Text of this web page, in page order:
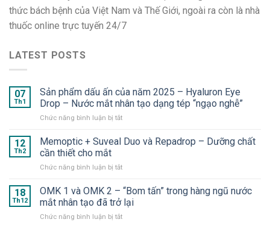
thức bách bệnh của Việt Nam và Thế Giới, ngoài ra còn là nhà
thuốc online trực tuyến 24/7
LATEST POSTS
07
Th1
Sản phẩm dấu ấn của năm 2025 – Hyaluron Eye
Drop – Nước mắt nhân tạo dạng tép “ngạo nghễ”
Chức năng bình luận bị tắtở
phẩm
của
2025
–
Hyaluron
Eye
12
Th2
Memoptic + Suveal Duo và Repadrop – Dưỡng chất
cần thiết cho mắt
Chức năng bình luận bị tắtở
+
Suveal
Duo
và
18
Th12
OMK 1 và OMK 2 – “Bom tấn” trong hàng ngũ nước
mắt nhân tạo đã trở lại
Chức năng bình luận bị tắtở